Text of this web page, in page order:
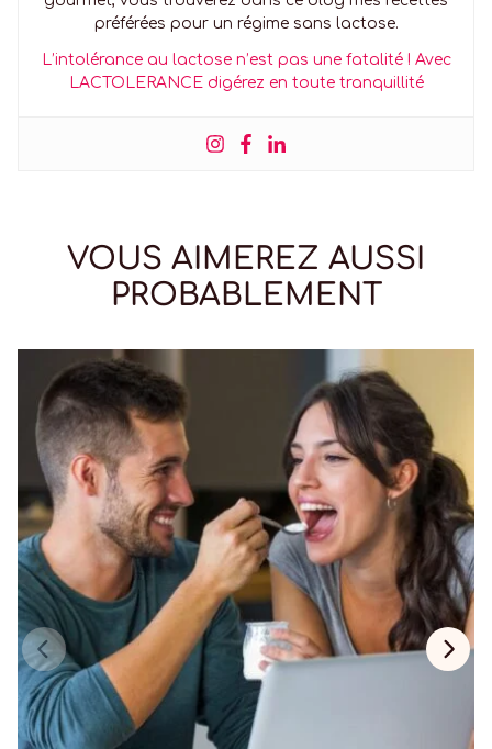
préférées pour un régime sans lactose.
L’intolérance au lactose n’est pas une fatalité ! Avec
LACTOLERANCE digérez en toute tranquillité
VOUS AIMEREZ AUSSI
PROBABLEMENT